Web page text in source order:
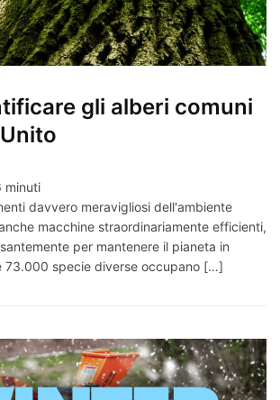
gli alberi comuni
minuti
davvero meravigliosi dell'ambiente
macchine straordinariamente efficienti,
per mantenere il pianeta in
73.000 specie diverse occupano […]